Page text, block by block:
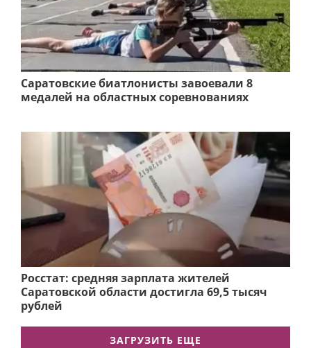
Саратовские биатлонисты завоевали 8
медалей на областных соревнованиях
Росстат: средняя зарплата жителей
Саратовской области достигла 69,5 тысяч
рублей
ЗАГРУЗИТЬ ЕЩЕ